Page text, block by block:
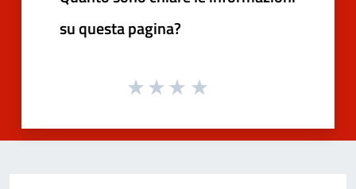
su questa pagina?